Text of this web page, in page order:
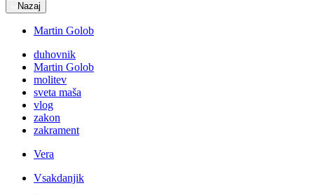
Nazaj
Martin Golob
duhovnik
Martin Golob
molitev
sveta maša
vlog
zakon
zakrament
Vera
Vsakdanjik